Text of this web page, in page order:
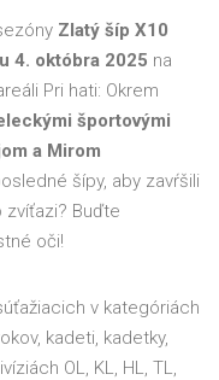
Zlatý šíp X10
4. októbra 2025 na
Pri hati: Okrem
športovými
a Mirom
šípy, aby zavŕšili
zvíťazi? Buďte
oči!
v kategóriách
kadeti, kadetky,
OL, KL, HL, TL,